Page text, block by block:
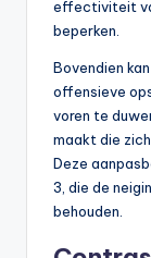
effectiviteit
beperken.
Bovendien
offensieve
voren te
maakt die
Deze
3, die de
behouden.